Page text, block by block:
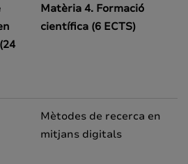
(24
Matèria 4. Formació
científica (6 ECTS)
Mètodes de recerca en
mitjans digitals